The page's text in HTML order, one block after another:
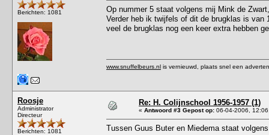
Berichten: 1081
Op nummer 5 staat volgens mij Mink de
Verder heb ik twijfels of dit de brugklas is van
veel de brugklas nog een keer extra hebben
www.snuffelbeurs.nl is vernieuwd, plaats snel een
Roosje
Administrator
Directeur
Berichten: 1081
Re: H. Colijnschool 1956-1957 (1)
« Antwoord #3 Gepost op: 06-04-2006,
Tussen Guus Buter en Miedema staat